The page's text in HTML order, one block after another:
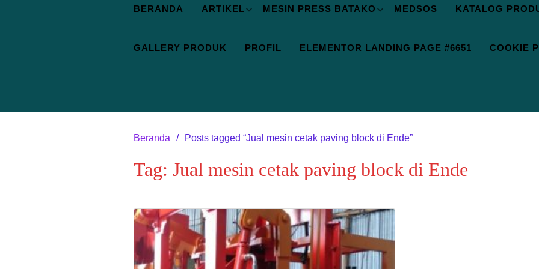
BERANDA ARTIKEL MESIN PRESS BATAKO MEDSOS KATALOG
GALLERY PRODUK PROFIL ELEMENTOR LANDING PAGE #6651 COOKIE
Beranda Posts tagged “Jual mesin cetak paving block di Ende”
Tag: Jual mesin cetak paving block di Ende